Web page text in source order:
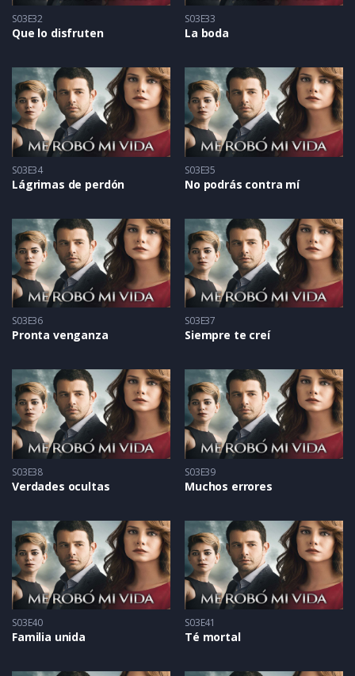
S03E32
Que lo disfruten
S03E33
La boda
S03E34
Lágrimas de perdón
S03E35
No podrás contra mí
S03E36
Pronta venganza
S03E37
Siempre te creí
S03E38
Verdades ocultas
S03E39
Muchos errores
S03E40
Familia unida
S03E41
Té mortal